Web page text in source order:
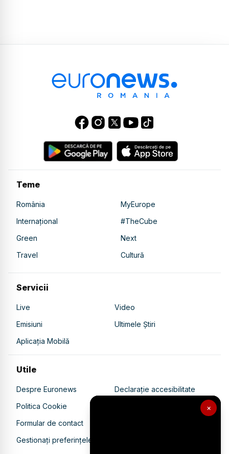
×
Teme
România
MyEurope
Internațional
#TheCube
Green
Next
Travel
Cultură
Servicii
Live
Video
Emisiuni
Ultimele Știri
Aplicația Mobilă
Utile
Despre Euronews
Declarație accesibilitate
Politica Cookie
Politica de confidențialitate
Formular de contact
Gestionați preferințele